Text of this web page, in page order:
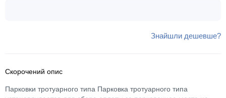
Знайшли дешевше?
Скорочений опис
Парковки тротуарного типа Парковка тротуарного типа